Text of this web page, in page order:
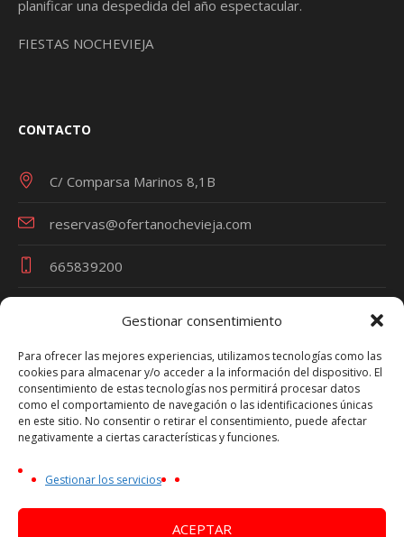
Gestionar consentimiento
Para ofrecer las mejores experiencias, utilizamos tecnologías como las
cookies para almacenar y/o acceder a la información del dispositivo. El
consentimiento de estas tecnologías nos permitirá procesar datos
como el comportamiento de navegación o las identificaciones únicas
en este sitio. No consentir o retirar el consentimiento, puede afectar
negativamente a ciertas características y funciones.
Gestionar los servicios
ACEPTAR
planificar una despedida del año espectacular.
FIESTAS NOCHEVIEJA
CONTACTO
C/ Comparsa Marinos 8,1B
reservas@ofertanochevieja.com
665839200
Términos y Condiciones
Política de Privacidad
Política de Cookies
Aviso Legal
PARTY - Nº Licencia Turística CV-m1692A
NIF Persona Física - 44753270P